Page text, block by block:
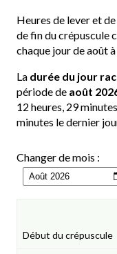
Heures de lever et
de fin du crépuscule
chaque jour de août
La durée du jour
période de août
12 heures, 29
minutes le dernier
Changer de mois :